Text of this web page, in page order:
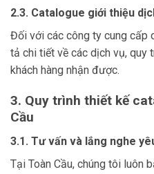
2.3. Catalogue giới thiệu
Đối với các công ty cung cấp
tả chi tiết về các dịch vụ, quy
khách hàng nhận được.
3. Quy trình thiết kế
Cầu
3.1. Tư vấn và lắng nghe
Tại Toàn Cầu, chúng tôi luôn